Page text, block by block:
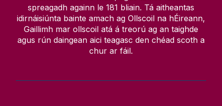
spreagadh againn le 181 bliain. Tá aitheantas
idirnáisiúnta bainte amach ag Ollscoil na hÉireann,
Gaillimh mar ollscoil atá á treorú ag an taighde
agus rún daingean aici teagasc den chéad scoth a
chur ar fáil.